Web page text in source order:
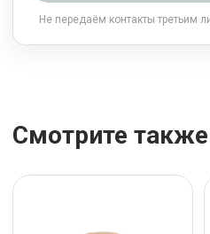
Не передаём контакты третьим
Смотрите также